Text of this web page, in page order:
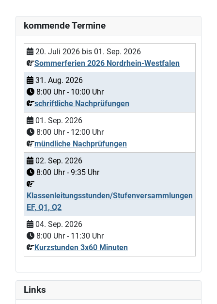
kommende Termine
20. Juli 2026 bis 01. Sep. 2026
Sommerferien 2026 Nordrhein-Westfalen
31. Aug. 2026
8:00 Uhr - 10:00 Uhr
schriftliche Nachprüfungen
01. Sep. 2026
8:00 Uhr - 12:00 Uhr
mündliche Nachprüfungen
02. Sep. 2026
8:00 Uhr -9:35 Uhr
Klassenleitungsstunden/Stufenversammlungen
EF, Q1, Q2
04. Sep. 2026
8:00 Uhr - 11:30 Uhr
Kurzstunden 3x60 Minuten
Links